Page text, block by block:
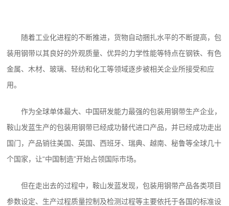
随着工业化进程的不断推进，货物自动捆扎水平的不断提高，包
装用钢带以其良好的外观质量、优异的力学性能等特点在钢铁、有色
金属、木材、玻璃、轻纺和化工等领域逐步被相关企业所接受和应
用。
作为全球单体最大、中国研发能力最强的包装用钢带生产企业，
鞍山发蓝生产的包装用钢带已经成功替代进口产品，并已经成功走出
国门，产品销往美国、英国、西班牙、瑞典、越南、秘鲁等全球几十
个国家，让“中国制造”开始占领国际市场。
但在走出去的过程中，鞍山发蓝发现，包装用钢带产品各类项目
参数设定、生产过程质量控制及检测过程等主要依托于各国的标准设